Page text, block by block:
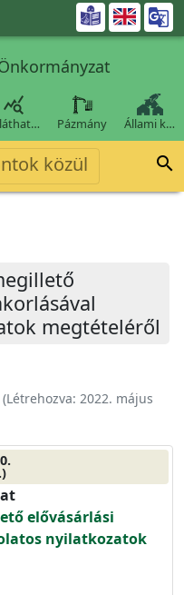


Pázmány Állami k…
közül 
megtételéről
(Létrehozva: 2022. május
elővásárlási
nyilatkozatok